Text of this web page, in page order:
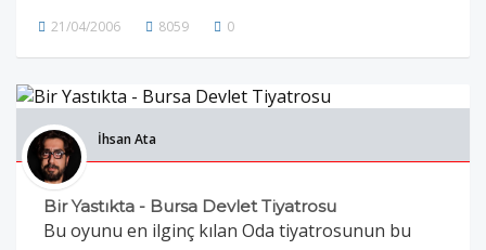
21/04/2006 8059 0
İhsan Ata
Bir Yastıkta - Bursa Devlet Tiyatrosu
Bu oyunu en ilginç kılan Oda tiyatrosunun bu